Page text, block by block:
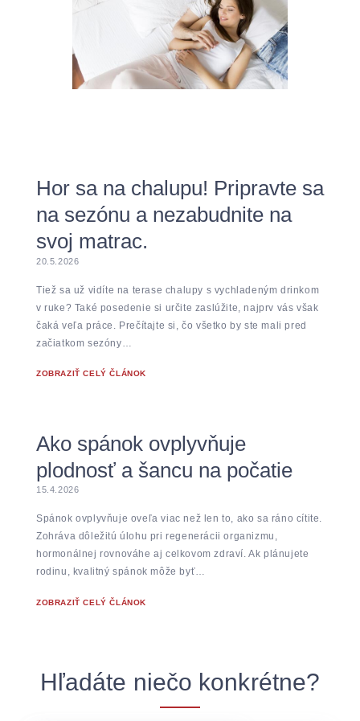
Hor sa na chalupu! Pripravte sa
na sezónu a nezabudnite na
svoj matrac.
20.5.2026
Tiež sa už vidíte na terase chalupy s vychladeným drinkom
v ruke? Také posedenie si určite zaslúžite, najprv vás však
čaká veľa práce. Prečítajte si, čo všetko by ste mali pred
začiatkom sezóny…
ZOBRAZIŤ CELÝ ČLÁNOK
Ako spánok ovplyvňuje
plodnosť a šancu na počatie
15.4.2026
Spánok ovplyvňuje oveľa viac než len to, ako sa ráno cítite.
Zohráva dôležitú úlohu pri regenerácii organizmu,
hormonálnej rovnováhe aj celkovom zdraví. Ak plánujete
rodinu, kvalitný spánok môže byť…
ZOBRAZIŤ CELÝ ČLÁNOK
Hľadáte niečo konkrétne?